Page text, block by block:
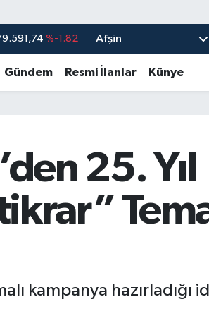
%0.02
53,38690 %0.19
61,60380 %0.18
Afşin
Gündem Resmi İlanlar Künye
25. Yıl
kampanya hazırladığı